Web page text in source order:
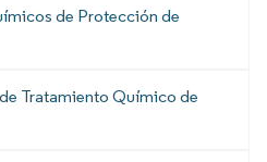
de Protección de
Tratamiento Químico de